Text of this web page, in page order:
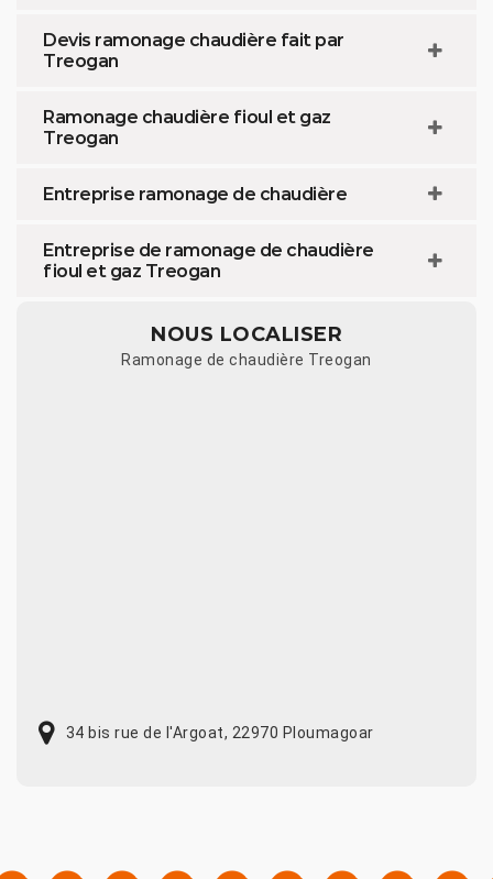
Devis ramonage chaudière fait par
Treogan
Ramonage chaudière fioul et gaz
Treogan
Entreprise ramonage de chaudière
Entreprise de ramonage de chaudière
fioul et gaz Treogan
NOUS LOCALISER
Ramonage de chaudière Treogan
34 bis rue de l'Argoat, 22970 Ploumagoar